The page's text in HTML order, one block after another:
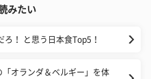
みたい
！ と思う日本食Top5！
「オランダ＆ベルギー」を体